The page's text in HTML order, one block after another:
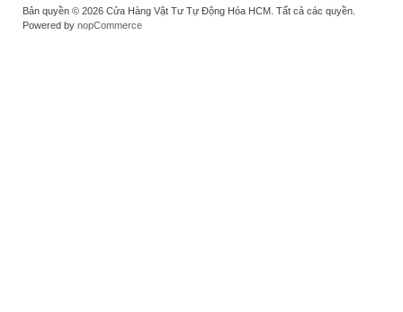
Bản quyền © 2026 Cửa Hàng Vật Tư Tự Động Hóa HCM. Tất cả các quyền.
Powered by nopCommerce